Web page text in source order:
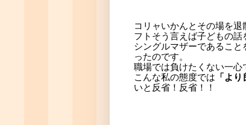
コリャいかんとその場を退
フトそう言えば子どもの話
シングルマザーであるこ
ったのです。
職場では負けたくない一心
こんな私の態度では 「よ
いと反省！反省！！